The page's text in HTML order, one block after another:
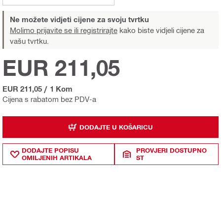
Ne možete vidjeti cijene za svoju tvrtku
Molimo prijavite se ili registrirajte kako biste vidjeli cijene za
vašu tvrtku.
Cijena s rabatom bez PDV-a
EUR 211,05
EUR 211,05 / 1 Kom
DODAJTE U KOŠARICU
DODAJTE POPISU
OMILJENIH ARTIKALA
PROVJERI DOSTUPNO
ST